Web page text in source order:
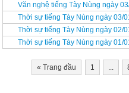
Văn nghệ tiếng Tày Nùng ngày
Thời sự tiếng Tày Nùng ngày 03/
Thời sự tiếng Tày Nùng ngày 02/
Thời sự tiếng Tày Nùng ngày 01/
« Trang đầu 1 ...